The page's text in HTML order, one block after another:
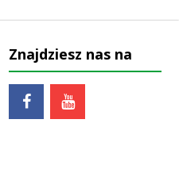
Znajdziesz nas na